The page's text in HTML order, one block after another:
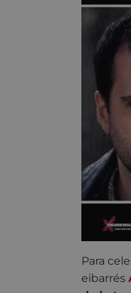
Para
eibarrés